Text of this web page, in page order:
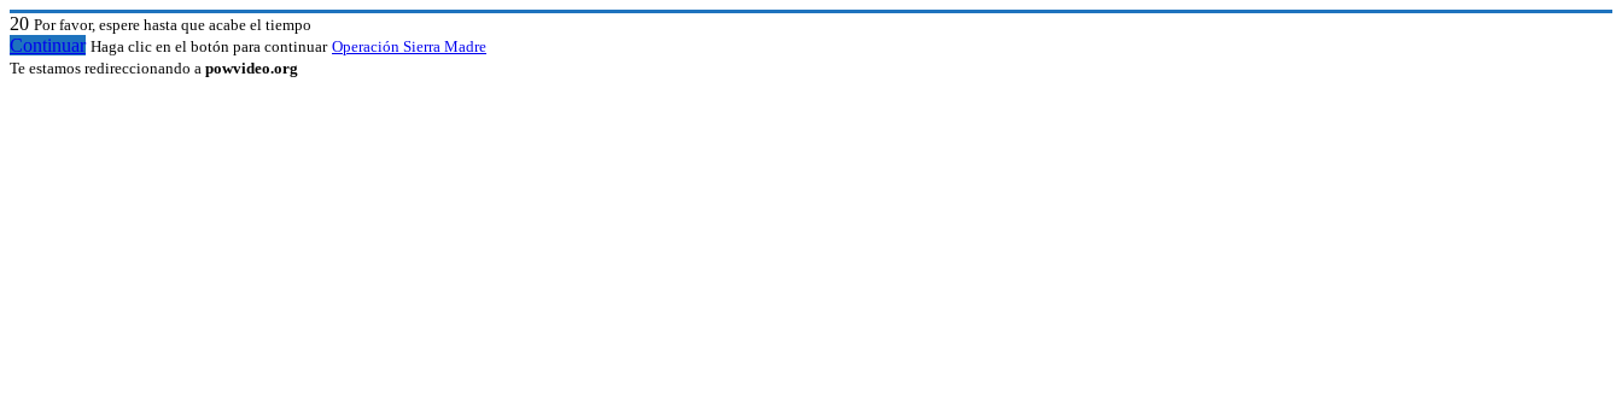
20 Por favor, espere hasta que acabe el tiempo
Continuar Haga clic en el botón para continuar Operación Sierra Madre
Te estamos redireccionando a powvideo.org